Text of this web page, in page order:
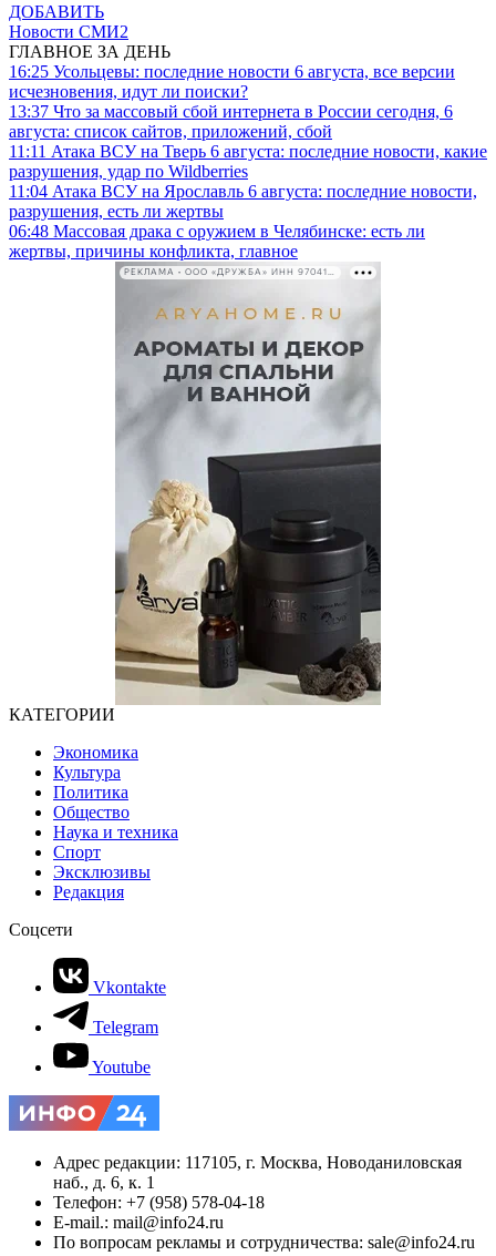
ДОБАВИТЬ
Новости СМИ2
ГЛАВНОЕ ЗА ДЕНЬ
16:25 Усольцевы: последние новости 6 августа, все версии
исчезновения, идут ли поиски?
13:37 Что за массовый сбой интернета в России сегодня, 6
августа: список сайтов, приложений, сбой
11:11 Атака ВСУ на Тверь 6 августа: последние новости, какие
разрушения, удар по Wildberries
11:04 Атака ВСУ на Ярославль 6 августа: последние новости,
разрушения, есть ли жертвы
06:48 Массовая драка с оружием в Челябинске: есть ли
жертвы, причины конфликта, главное
РЕКЛАМА • ООО «ДРУЖБА» ИНН 9704146411
КАТЕГОРИИ
Экономика
Культура
Политика
Общество
Наука и техника
Спорт
Эксклюзивы
Редакция
Соцсети
Vkontakte
Telegram
Youtube
Адрес редакции: 117105, г. Москва, Новоданиловская
наб., д. 6, к. 1
Телефон: +7 (958) 578-04-18
E-mail.: mail@info24.ru
По вопросам рекламы и сотрудничества: sale@info24.ru